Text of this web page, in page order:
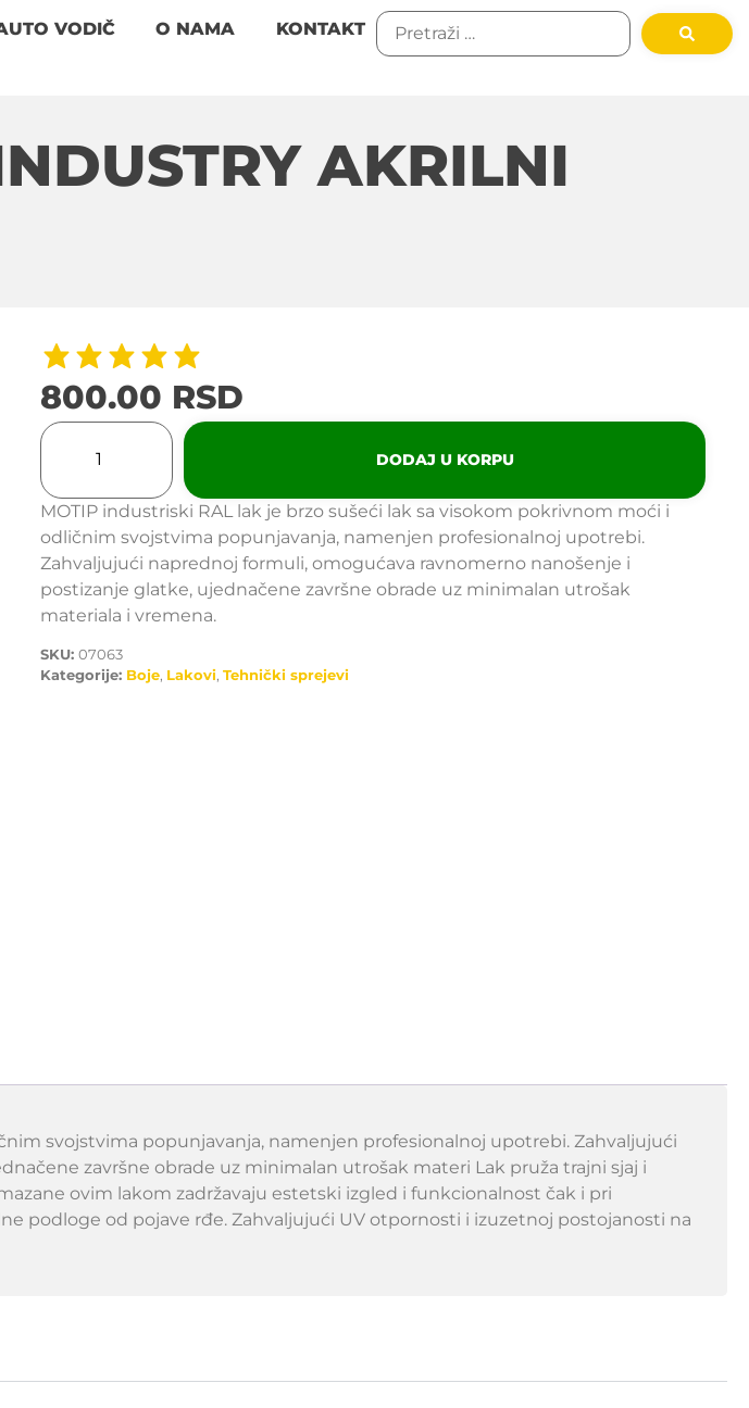
VODIČ O NAMA KONTAKT
AKRILNI
800.00 RSD
DODAJ U KORPU
MOTIP industriski RAL lak je brzo sušeći lak sa visokom pokrivnom moći i
odličnim svojstvima popunjavanja, namenjen profesionalnoj upotrebi.
Zahvaljujući naprednoj formuli, omogućava ravnomerno nanošenje i
postizanje glatke, ujednačene završne obrade uz minimalan utrošak
materiala i vremena.
SKU: 07063
Kategorije: Boje, Lakovi, Tehnički sprejevi
svojstvima popunjavanja, namenjen profesionalnoj upotrebi. Zahvaljujući
završne obrade uz minimalan utrošak materi Lak pruža trajni sjaj i
ovim lakom zadržavaju estetski izgled i funkcionalnost čak i pri
podloge od pojave rđe. Zahvaljujući UV otpornosti i izuzetnoj postojanosti na